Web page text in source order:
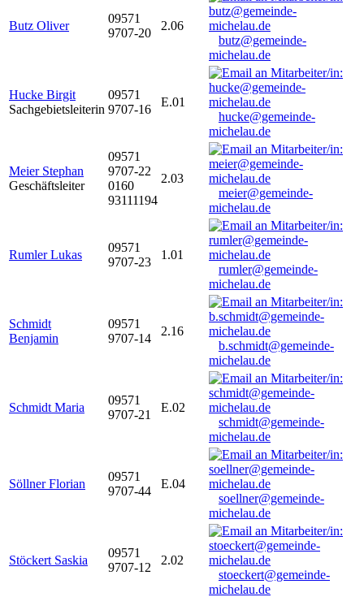
Butz Oliver
09571
9707-20
2.06
butz@gemeinde-
michelau.de
Hucke Birgit
Sachgebietsleiterin
09571
9707-16
E.01
hucke@gemeinde-
michelau.de
Meier Stephan
Geschäftsleiter
09571
9707-22
0160
93111194
2.03
meier@gemeinde-
michelau.de
Rumler Lukas
09571
9707-23
1.01
rumler@gemeinde-
michelau.de
Schmidt
Benjamin
09571
9707-14
2.16
b.schmidt@gemeinde-
michelau.de
Schmidt Maria
09571
9707-21
E.02
schmidt@gemeinde-
michelau.de
Söllner Florian
09571
9707-44
E.04
soellner@gemeinde-
michelau.de
Stöckert Saskia
09571
9707-12
2.02
stoeckert@gemeinde-
michelau.de